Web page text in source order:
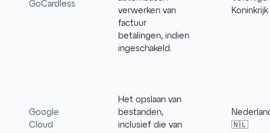
GoCardless
verwerken van
factuur
betalingen, indien
ingeschakeld.
Google
Cloud
Het opslaan van
bestanden,
inclusief die van
🇳🇱